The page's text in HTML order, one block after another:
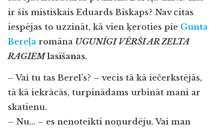
ir šis mistiskais Eduards Bīskaps? Nav citas
iespējas to uzzināt, kā vien ķeroties pie Gunta
Bereļa romāna UGUNĪGI VĒRŠI AR ZELTA
RAGIEMlasīšanas.
– Vai tu tas Berel’s? – vecis tā kā iečerkstējās,
tā kā iekrācās, turpinādams urbināt mani ar
skatienu.
– Nu… – es nenoteikti noņurdēju. Vai man